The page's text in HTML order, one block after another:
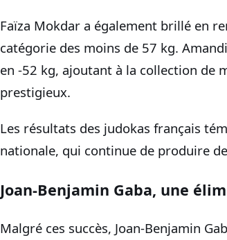
Faïza Mokdar a également brillé en
catégorie des moins de 57 kg.
en -52 kg, ajoutant à la collection de
prestigieux.
Les résultats des judokas français
nationale, qui continue de produire
Joan-Benjamin Gaba, une
Malgré ces succès, Joan-Benjamin